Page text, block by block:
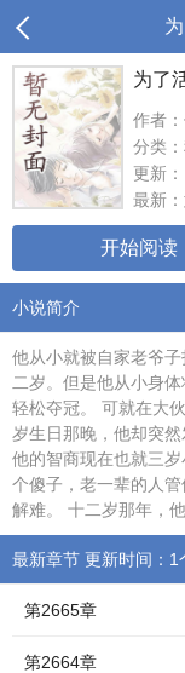
为了
作者
分类
更新
最新：
开始阅读
小说简介
他从小就被自家老爷
二岁。但是他从小身
轻松夺冠。 可就在大
岁生日那晚，他却突
他的智商现在也就三
个傻子，老一辈的人
解难。 十二岁那年，
最新章节 更新时间：1
第2665章
第2664章